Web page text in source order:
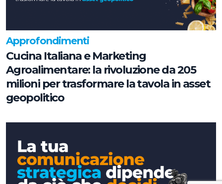
Approfondimenti
Cucina Italiana e Marketing
Agroalimentare: la rivoluzione da 205
milioni per trasformare la tavola in asset
geopolitico